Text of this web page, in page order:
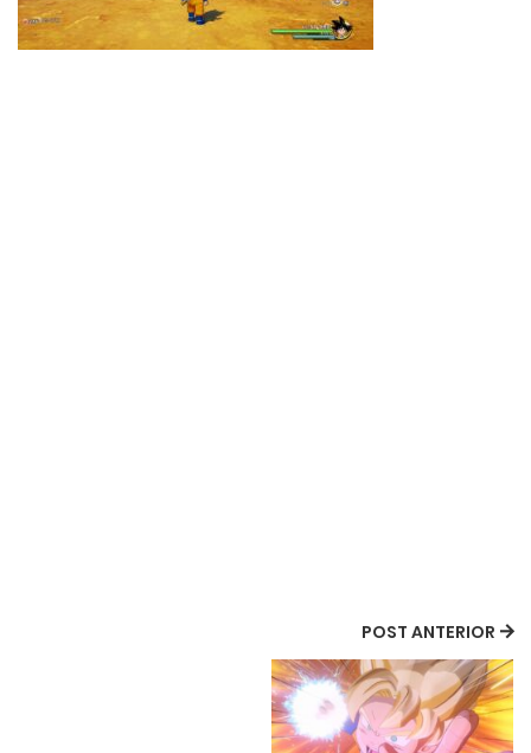
POST ANTERIOR